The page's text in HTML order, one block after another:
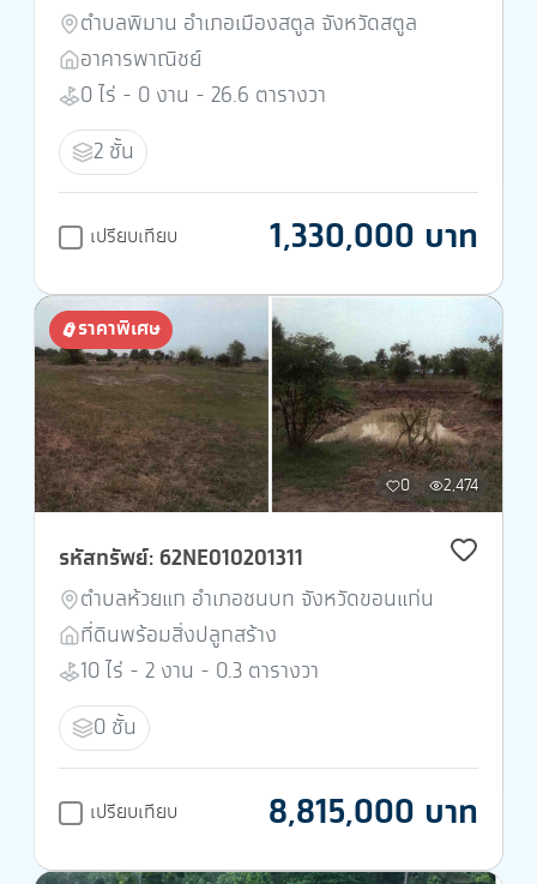
ตำบลพิมาน อำเภอเมืองสตูล จังหวัดสตูล
อาคารพาณิชย์
0 ไร่ - 0 งาน - 26.6 ตารางวา
2 ชั้น
เปรียบเทียบ 1,330,000 บาท
ราคาพิเศษ
0 2,474
รหัสทรัพย์: 62NE010201311
ตำบลห้วยแก อำเภอชนบท จังหวัดขอนแก่น
ที่ดินพร้อมสิ่งปลูกสร้าง
10 ไร่ - 2 งาน - 0.3 ตารางวา
0 ชั้น
เปรียบเทียบ 8,815,000 บาท